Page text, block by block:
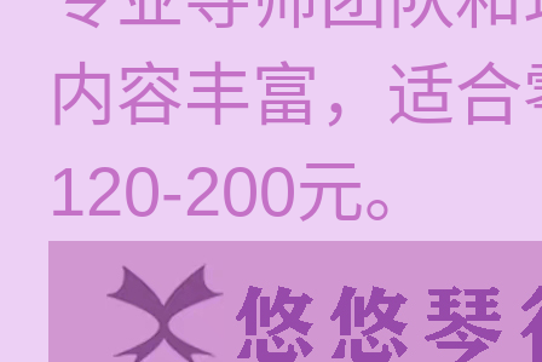
内容丰富，适
120-200元。